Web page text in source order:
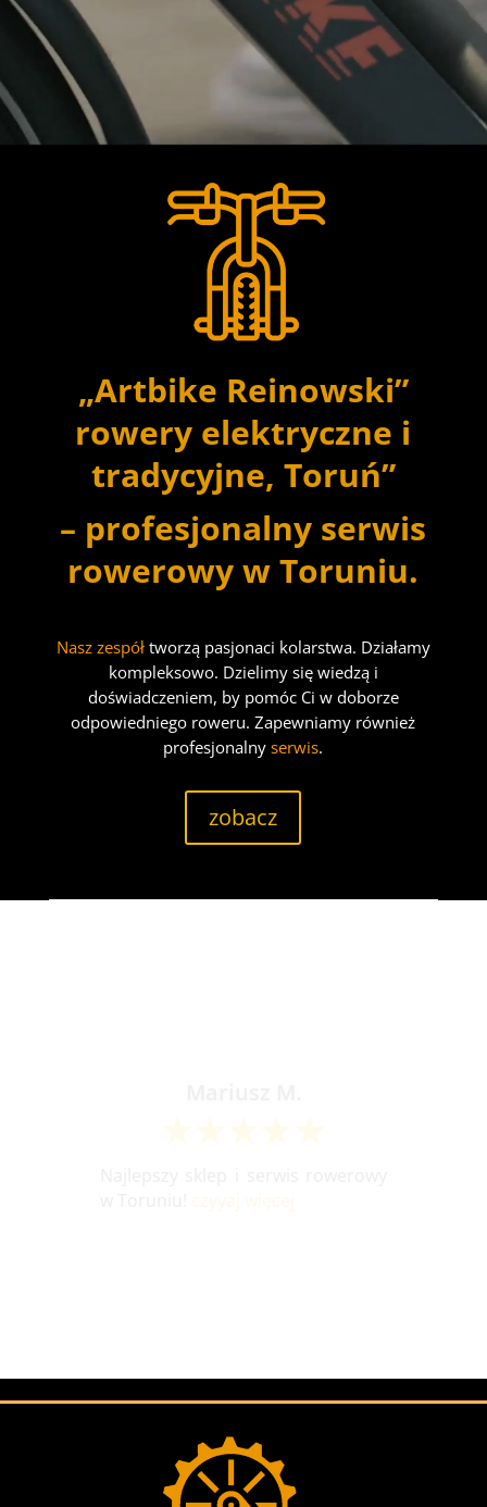
„Artbike Reinowski”
rowery elektryczne i
tradycyjne, Toruń”
– profesjonalny serwis
rowerowy w Toruniu.
Nasz zespół tworzą pasjonaci kolarstwa. Działamy
kompleksowo. Dzielimy się wiedzą i
doświadczeniem, by pomóc Ci w doborze
odpowiedniego roweru. Zapewniamy również
profesjonalnyserwis.
zobacz